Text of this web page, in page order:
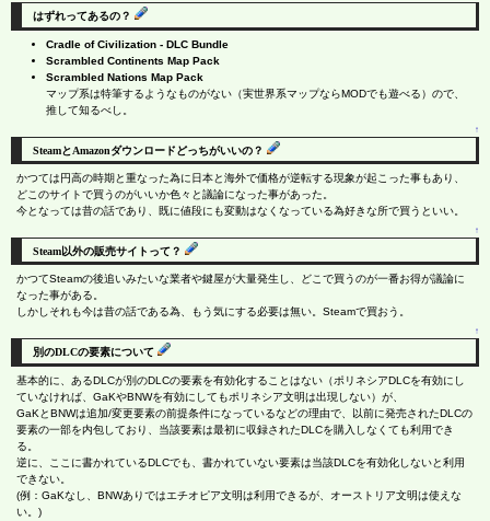
はずれってあるの？
Cradle of Civilization - DLC Bundle
Scrambled Continents Map Pack
Scrambled Nations Map Pack
マップ系は特筆するようなものがない（実世界系マップならMODでも遊べる）ので、
推して知るべし。
↑
SteamとAmazonダウンロードどっちがいいの？
かつては円高の時期と重なった為に日本と海外で価格が逆転する現象が起こった事もあり、
どこのサイトで買うのがいいか色々と議論になった事があった。
今となっては昔の話であり、既に値段にも変動はなくなっている為好きな所で買うといい。
↑
Steam以外の販売サイトって？
かつてSteamの後追いみたいな業者や鍵屋が大量発生し、どこで買うのが一番お得が議論に
なった事がある。
しかしそれも今は昔の話である為、もう気にする必要は無い。Steamで買おう。
↑
別のDLCの要素について
基本的に、あるDLCが別のDLCの要素を有効化することはない（ポリネシアDLCを有効にし
ていなければ、GaKやBNWを有効にしてもポリネシア文明は出現しない）が、
GaKとBNWは追加/変更要素の前提条件になっているなどの理由で、以前に発売されたDLCの
要素の一部を内包しており、当該要素は最初に収録されたDLCを購入しなくても利用でき
る。
逆に、ここに書かれているDLCでも、書かれていない要素は当該DLCを有効化しないと利用
できない。
(例：GaKなし、BNWありではエチオピア文明は利用できるが、オーストリア文明は使えな
い。)